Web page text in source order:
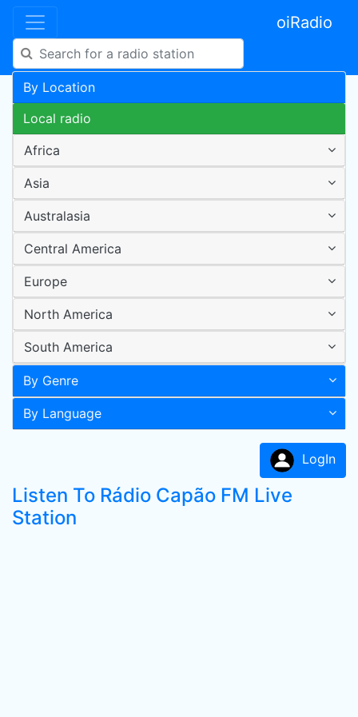
oiRadio
By Location
Local radio
Africa
Asia
Australasia
Central America
Europe
North America
South America
By Genre
By Language
LogIn
Listen To Rádio Capão FM Live
Station